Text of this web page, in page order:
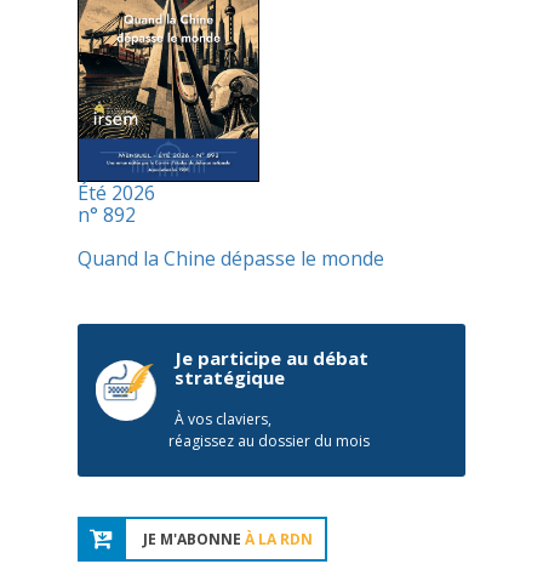
Été 2026
n° 892
Quand la Chine dépasse le monde
Je participe au débat
stratégique
À vos claviers,
réagissez au dossier du mois
JE M'ABONNE À LA RDN